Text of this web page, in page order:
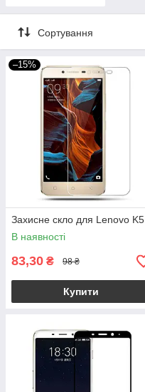
Сортування
–15%
Захисне скло для Lenovo K5
В наявності
83,30 ₴ 98 ₴
Купити